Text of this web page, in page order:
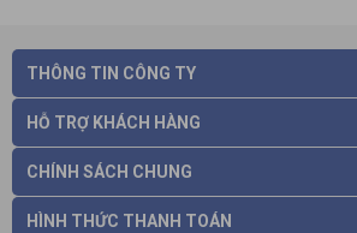
THÔNG TIN CÔNG TY
HỖ TRỢ KHÁCH HÀNG
CHÍNH SÁCH CHUNG
HÌNH THỨC THANH TOÁN